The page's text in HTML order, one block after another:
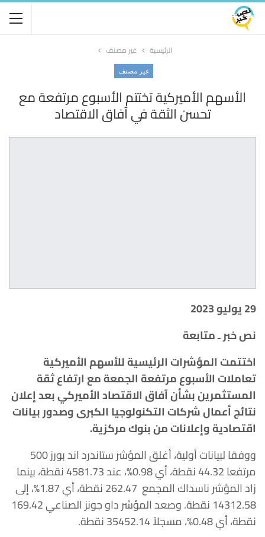
الرئيسية غير مصنف
غير مصنف
الأسهم الأميركية تختتم الأسبوع مرتفعة مع
تحسن الثقة في آفاق الاقتصاد
29 يوليو 2023
نص خبر ـ متابعة
اختتمت المؤشرات الرئيسية للأسهم الأميركية
تعاملات الأسبوع مرتفعة ‏الجمعة مع ارتفاع ثقة
المستثمرين بشأن آفاق الاقتصاد الأميركي بعد إعلان
نتائج ‏أعمال شركات التكنولوجيا الكبرى وصدور بيانات
اقتصادية وإعلانات من بنوك ‏مركزية.‏
ووفقا لبيانات أولية، أغلق المؤشر ستاندرد اند بورز 500
مرتفعا 44.32 نقطة، ‏أي 0.98%، عند 4581.73 نقطة، بينما
زاد المؤشر ناسداك المجمع 262.47 ‏نقطة، أي 1.87%، إلى
14312.58 نقطة. وصعد المؤشر داو جونز الصناعي ‏‏169.42
نقطة، أي 0.48%، مسجلاً 35452.14 نقطة.‏